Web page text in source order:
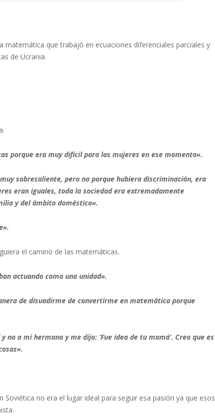
que trabajó en ecuaciones diferenciales parciales y
de Ucrania.
porque era muy difícil para las mujeres en ese momento».
sobresaliente, pero no porque hubiera discriminación, era
eran iguales, toda la sociedad era extremadamente
y del ámbito doméstico».
el camino de las matemáticas.
actuando como una unidad».
de disuadirme de convertirme en matemática porque
a mi hermano y me dijo: ‘Fue idea de tu mamá’. Creo que es
no era el lugar ideal para seguir esa pasión ya que esos